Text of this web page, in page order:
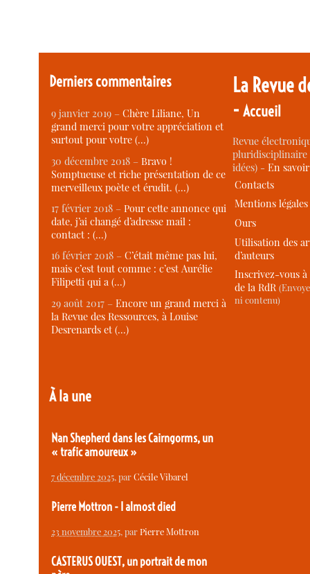
Derniers commentaires
9 janvier 2019 –Chère Liliane, Un
grand merci pour votre appréciation et
surtout pour votre (…)
30 décembre 2018 –Bravo !
Somptueuse et riche présentation de ce
merveilleux poète et érudit. (…)
17 février 2018 –Pour cette annonce qui
date, j’ai changé d’adresse mail :
contact : (…)
16 février 2018 –C’était même pas lui,
mais c’est tout comme : c’est Aurélie
Filipetti qui a (…)
29 août 2017 –Encore un grand merci à
la Revue des Ressources, à Louise
Desrenards et (…)
À la une
Nan Shepherd dans les Cairngorms, un
« trafic amoureux »
7 décembre 2025, parCécile Vibarel
Pierre Mottron - I almost died
23 novembre 2025, parPierre Mottron
CASTERUS OUEST, un portrait de mon
La Revue
-Accueil
Revue
idées) -En
Contacts
Mentions légales
Ours
Utilisation des
d’auteurs
Inscrivez-vous
de la RdR
ni contenu)